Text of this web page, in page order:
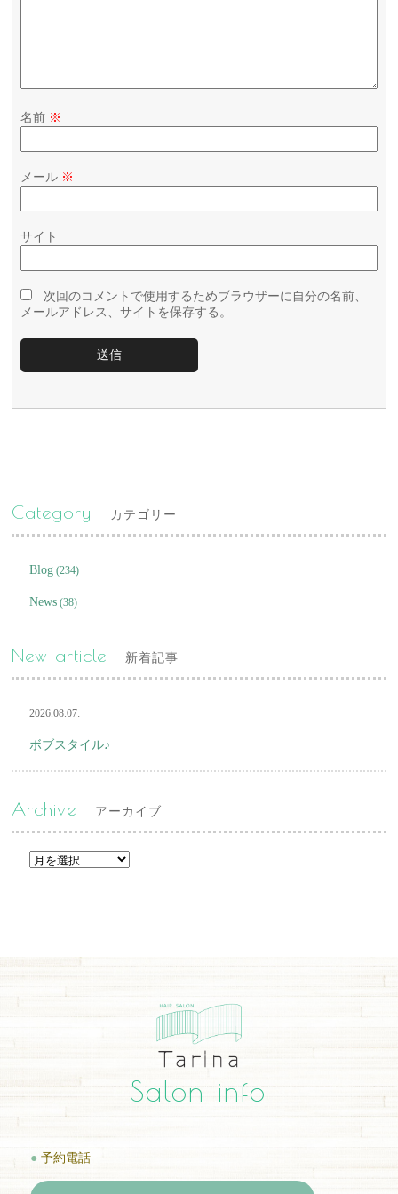
名前 ※
メール ※
サイト
次回のコメントで使用するためブラウザーに自分の名前、
メールアドレス、サイトを保存する。
Category カテゴリー
Blog (234)
News (38)
New article 新着記事
2026.08.07:
ボブスタイル♪
Archive アーカイブ
Salon info
● 予約電話